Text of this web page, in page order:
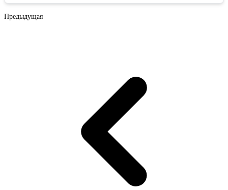
ячейка 50*50 мм, толщина проволоки 1,6мм, края загнуты,
длина рулона по 10 метров. Каркас из профильной трубы 25*25
Предыдущая